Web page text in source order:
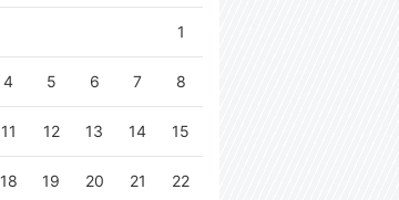
1
4 5 6 7 8
11 12 13 14 15
18 19 20 21 22